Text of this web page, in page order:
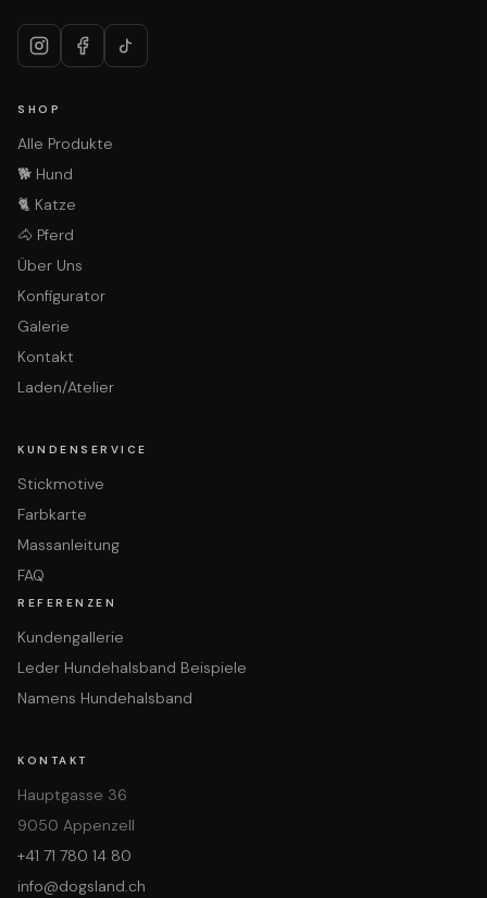
SHOP
Alle Produkte
🐕 Hund
🐈 Katze
🐴 Pferd
Über Uns
Konfigurator
Galerie
Kontakt
Laden/Atelier
KUNDENSERVICE
Stickmotive
Farbkarte
Massanleitung
FAQ
REFERENZEN
Kundengallerie
Leder Hundehalsband Beispiele
Namens Hundehalsband
KONTAKT
Hauptgasse 36
9050 Appenzell
+41 71 780 14 80
info@dogsland.ch